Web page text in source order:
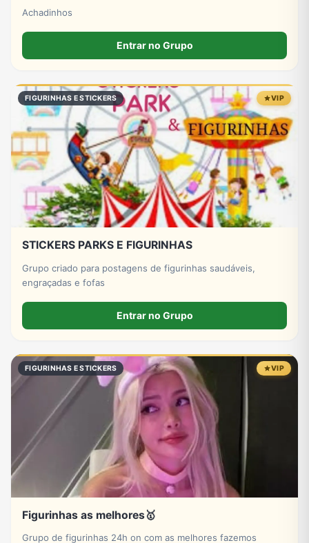
Achadinhos
Entrar no Grupo
FIGURINHAS E STICKERS VIP
STICKERS PARKS E FIGURINHAS
Grupo criado para postagens de figurinhas saudáveis,
engraçadas e fofas
Entrar no Grupo
FIGURINHAS E STICKERS VIP
Figurinhas as melhores🥇
Grupo de figurinhas 24h on com as melhores fazemos